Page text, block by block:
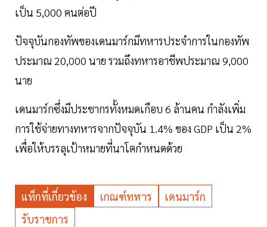
เป็น 5,000 คนต่อปี
ปัจจุบันกองทัพของเดนมาร์กมีทหารประจำการในกองทัพ
ประมาณ 20,000 นาย รวมถึงทหารอาชีพประมาณ 9,000
นาย
เดนมาร์กซึ่งมีประชากรทั้งหมดเกือบ 6 ล้านคน กำลังเพิ่ม
การใช้จ่ายทางทหารจากปัจจุบัน 1.4% ของ GDP เป็น 2%
เพื่อให้บรรลุเป้าหมายที่นาโตกำหนดด้วย
แท็กที่เกี่ยวข้อง เกณฑ์ทหาร
เดนมาร์ก
รับราชการ